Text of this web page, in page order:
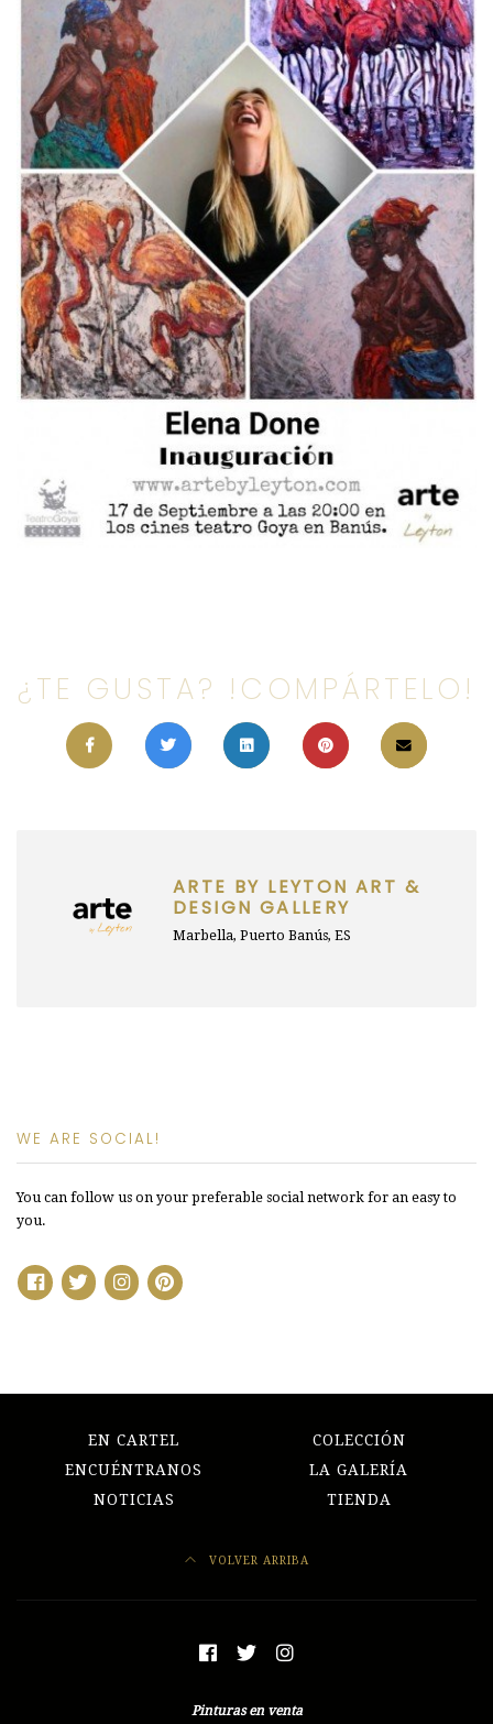
¿TE GUSTA? !COMPÁRTELO!
ARTE BY LEYTON ART &
DESIGN GALLERY
Marbella, Puerto Banús, ES
WE ARE SOCIAL!
You can follow us on your preferable social network for an easy to
you.
EN CARTEL
COLECCIÓN
ENCUÉNTRANOS
LA GALERÍA
NOTICIAS
TIENDA
VOLVER ARRIBA
Pinturas en venta